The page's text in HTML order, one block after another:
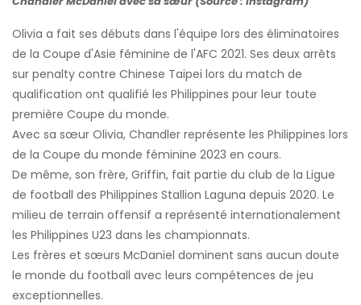
Olivia a fait ses débuts dans l'équipe lors des éliminatoires
de la Coupe d'Asie féminine de l'AFC 2021. Ses deux arrêts
sur penalty contre Chinese Taipei lors du match de
qualification ont qualifié les Philippines pour leur toute
première Coupe du monde.
Avec sa sœur Olivia, Chandler représente les Philippines lors
de la Coupe du monde féminine 2023 en cours.
De même, son frère, Griffin, fait partie du club de la Ligue
de football des Philippines Stallion Laguna depuis 2020. Le
milieu de terrain offensif a représenté internationalement
les Philippines U23 dans les championnats.
Les frères et sœurs McDaniel dominent sans aucun doute
le monde du football avec leurs compétences de jeu
exceptionnelles.